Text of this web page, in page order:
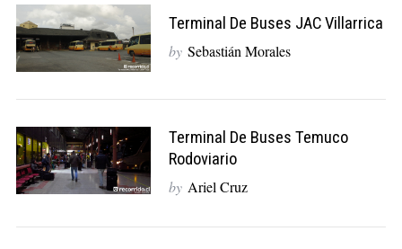
Terminal De Buses JAC Villarrica
by Sebastián Morales
Terminal De Buses Temuco
Rodoviario
by Ariel Cruz